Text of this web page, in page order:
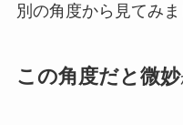
別の角度から見てみま
この角度だと微妙